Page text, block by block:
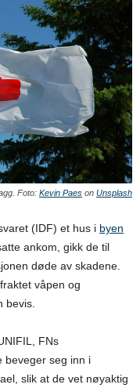
Foto: Kevin Paes on Unsplash
(IDF) et hus i byen
ankom, gikk de til
døde av skadene.
våpen og
bevis.
FNs
beveger seg inn i
slik at de vet nøyaktig